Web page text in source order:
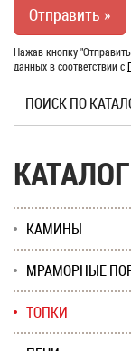
Нажав кнопку
данных в соответствии с
КАМИНЫ
МРАМОРНЫЕ
ТОПКИ